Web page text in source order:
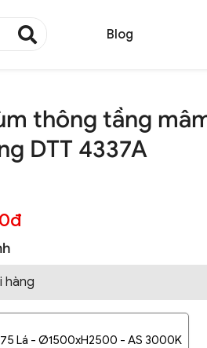
Blog
thông tầng
DTT 4337A
hàng
Lá - Ø1500xH2500 - AS 3000K